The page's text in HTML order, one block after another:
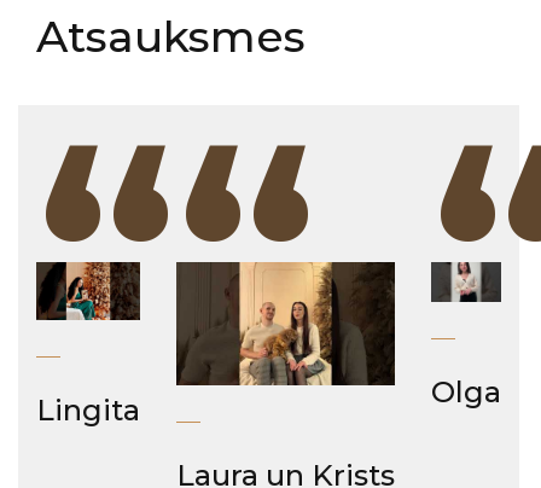
Atsauksmes
“
Lingita “
Laura un Krists
Olga